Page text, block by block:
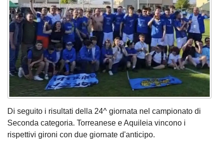
Di seguito i risultati della 24^ giornata nel campionato di
Seconda categoria. Torreanese e Aquileia vincono i
rispettivi gironi con due giornate d'anticipo.